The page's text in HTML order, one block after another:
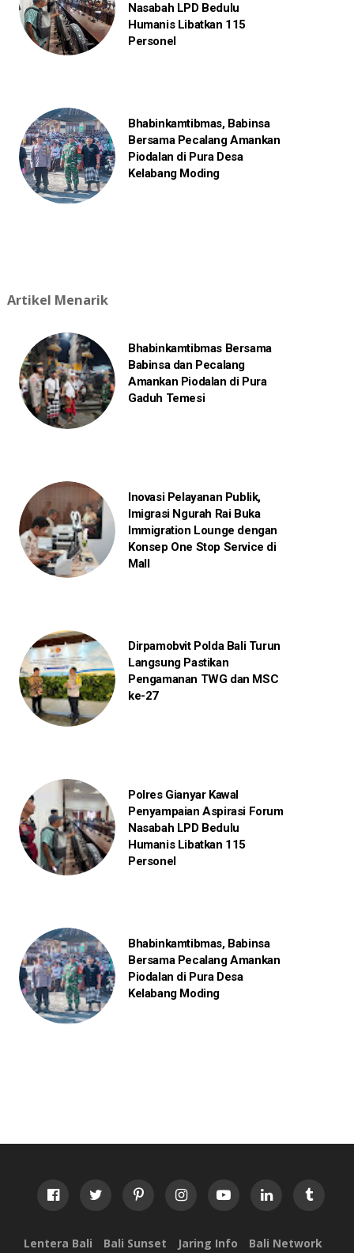
Nasabah LPD Bedulu
Humanis Libatkan 115
Personel
Bhabinkamtibmas, Babinsa
Bersama Pecalang Amankan
Piodalan di Pura Desa
Kelabang Moding
Artikel Menarik
Bhabinkamtibmas Bersama
Babinsa dan Pecalang
Amankan Piodalan di Pura
Gaduh Temesi
Inovasi Pelayanan Publik,
Imigrasi Ngurah Rai Buka
Immigration Lounge dengan
Konsep One Stop Service di
Mall
Dirpamobvit Polda Bali Turun
Langsung Pastikan
Pengamanan TWG dan MSC
ke-27
Polres Gianyar Kawal
Penyampaian Aspirasi Forum
Nasabah LPD Bedulu
Humanis Libatkan 115
Personel
Bhabinkamtibmas, Babinsa
Bersama Pecalang Amankan
Piodalan di Pura Desa
Kelabang Moding
Lentera Bali Bali Sunset Jaring Info Bali Network